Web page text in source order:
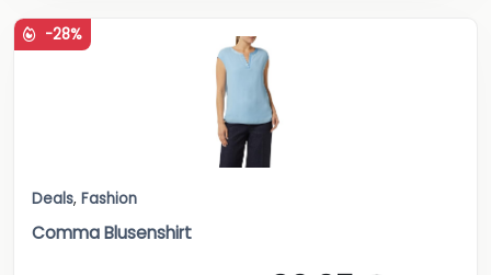
-28%
Deals, Fashion
Comma Blusenshirt